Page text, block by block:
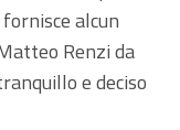
alcun
Renzi da
e deciso